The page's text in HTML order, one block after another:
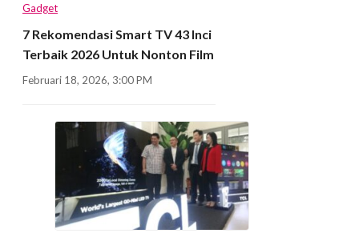
Gadget
7 Rekomendasi Smart TV 43 Inci
Terbaik 2026 Untuk Nonton Film
Februari 18, 2026, 3:00 PM